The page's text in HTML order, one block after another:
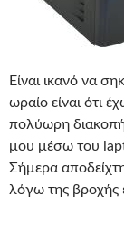
Είναι ικανό να
ωραίο είναι ότι
πολύωρη
μου μέσω του
Σήμερα
λόγω της βροχής